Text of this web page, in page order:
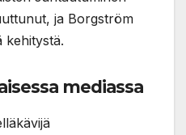
ja Borgström
kehitystä.
mediassa